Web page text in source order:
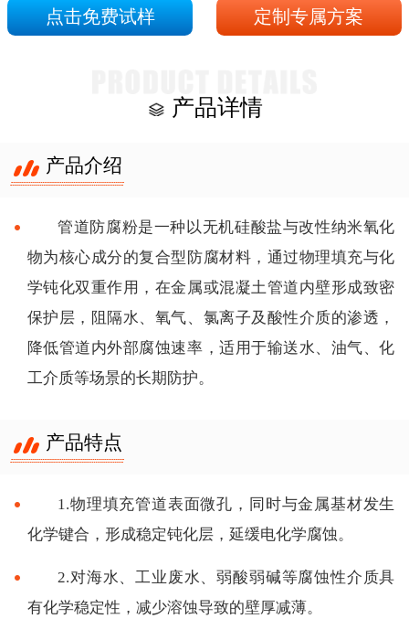
点击免费试样 定制专属方案
产品详情
产品介绍
管道防腐粉是一种以无机硅酸盐与改性纳米氧化
物为核心成分的复合型防腐材料，通过物理填充与化
学钝化双重作用，在金属或混凝土管道内壁形成致密
保护层，阻隔水、氧气、氯离子及酸性介质的渗透，
降低管道内外部腐蚀速率，适用于输送水、油气、化
工介质等场景的长期防护。
产品特点
1.物理填充管道表面微孔，同时与金属基材发生
化学键合，形成稳定钝化层，延缓电化学腐蚀。
2.对海水、工业废水、弱酸弱碱等腐蚀性介质具
有化学稳定性，减少溶蚀导致的壁厚减薄。